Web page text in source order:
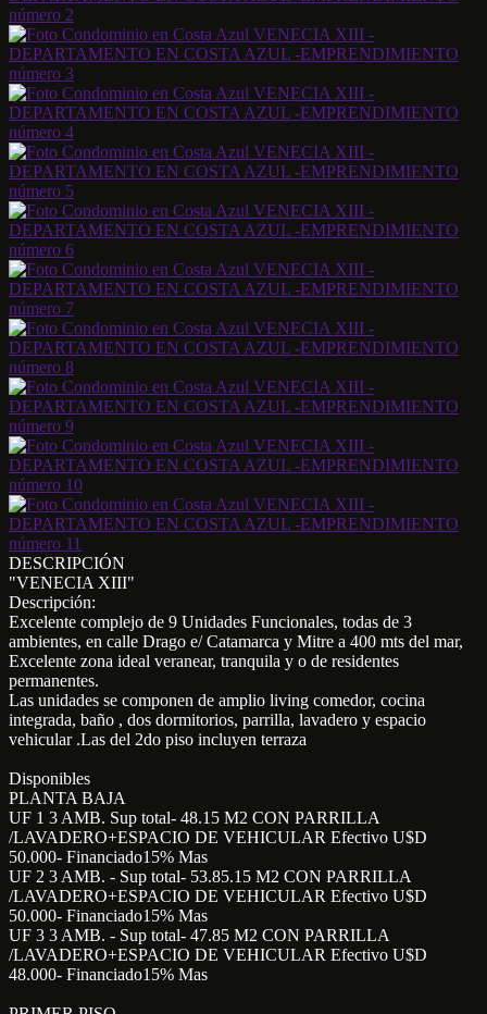
DESCRIPCIÓN
"VENECIA XIII"
Descripción:
Excelente complejo de 9 Unidades Funcionales, todas de 3
ambientes, en calle Drago e/ Catamarca y Mitre a 400 mts del mar,
Excelente zona ideal veranear, tranquila y o de residentes
permanentes.
Las unidades se componen de amplio living comedor, cocina
integrada, baño , dos dormitorios, parrilla, lavadero y espacio
vehicular .Las del 2do piso incluyen terraza
Disponibles
PLANTA BAJA
UF 1 3 AMB. Sup total- 48.15 M2 CON PARRILLA
/LAVADERO+ESPACIO DE VEHICULAR Efectivo U$D
50.000- Financiado15% Mas
UF 2 3 AMB. - Sup total- 53.85.15 M2 CON PARRILLA
/LAVADERO+ESPACIO DE VEHICULAR Efectivo U$D
50.000- Financiado15% Mas
UF 3 3 AMB. - Sup total- 47.85 M2 CON PARRILLA
/LAVADERO+ESPACIO DE VEHICULAR Efectivo U$D
48.000- Financiado15% Mas